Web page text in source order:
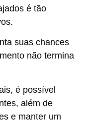
é tão
suas chances
não termina
é possível
além de
e manter um